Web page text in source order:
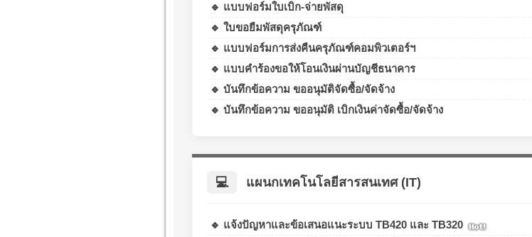
🔹 แบบฟอร์มใบเบิก-จ่ายพัสดุ
🔹 ใบขอยืมพัสดุครุภัณฑ์
🔹 แบบฟอร์มการส่งคืนครุภัณฑ์คอมพิวเตอร์ฯ
🔹 แบบคำร้องขอให้โอนเงินผ่านบัญชีธนาคาร
🔹 บันทึกข้อความ ขออนุมัติจัดซื้อ/จัดจ้าง
🔹 บันทึกข้อความ ขออนุมัติ เบิกเงินค่าจัดซื้อ/จัดจ้าง
💻 แผนกเทคโนโลยีสารสนเทศ (IT)
🔹 แจ้งปัญหาและข้อเสนอแนะระบบ TB420 และ TB320